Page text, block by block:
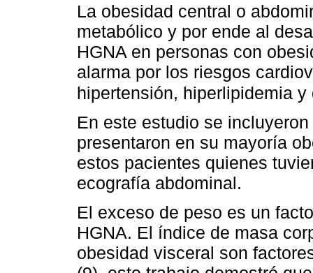
La obesidad central o
metabólico y por ende al
HGNA en personas con
alarma por los riesgos
hipertensión, hiperlipidemia
En este estudio se
presentaron en su mayoría
estos pacientes quienes
ecografía abdominal.
El exceso de peso es un
HGNA. El índice de masa
obesidad visceral son